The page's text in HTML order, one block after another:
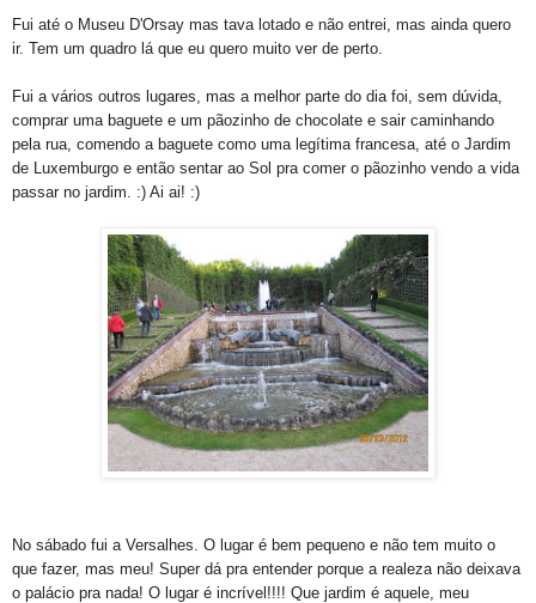
Fui até o Museu D'Orsay mas tava lotado e não entrei, mas ainda quero
ir. Tem um quadro lá que eu quero muito ver de perto.
Fui a vários outros lugares, mas a melhor parte do dia foi, sem dúvida,
comprar uma baguete e um pãozinho de chocolate e sair caminhando
pela rua, comendo a baguete como uma legítima francesa, até o Jardim
de Luxemburgo e então sentar ao Sol pra comer o pãozinho vendo a vida
passar no jardim. :) Ai ai! :)
No sábado fui a Versalhes. O lugar é bem pequeno e não tem muito o
que fazer, mas meu! Super dá pra entender porque a realeza não deixava
o palácio pra nada! O lugar é incrível!!!! Que jardim é aquele, meu